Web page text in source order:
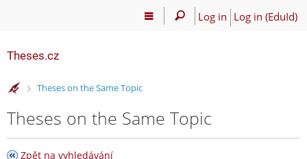
Log in Log in (EduId)
Theses.cz
>
Theses on the Same Topic
Theses on the Same Topic
Zpět na vyhledávání